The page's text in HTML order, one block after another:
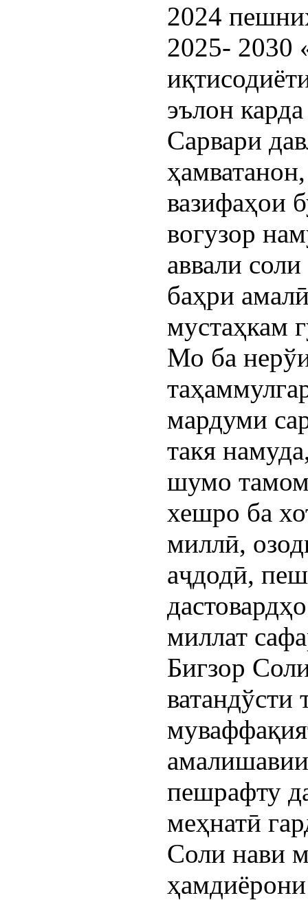
2024
2025- 2030
эълон
Сарвари
вазифаҳои
вогузор
аввали
баҳри
мустаҳкам
Мо ба
мардуми
такя
шумо
хешро ба
миллӣ,
аҷдодӣ,
миллат
Бигзор
ватандўсти
пешрафту
меҳнатӣ
Соли нави